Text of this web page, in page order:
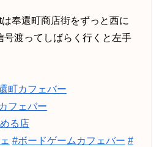
奉還町商店街をずっと西に
号渡ってしばらく行くと左手
町カフェバー
フェバー
る店
#ボードゲームカフェバー #